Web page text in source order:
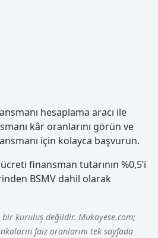
hesaplama aracı ile
kâr oranlarını görün ve
için kolayca başvurun.
finansman tutarının %0,5’i
BSMV dahil olarak
kuruluş değildir. Mukayese.com;
faiz oranlarını tek sayfada